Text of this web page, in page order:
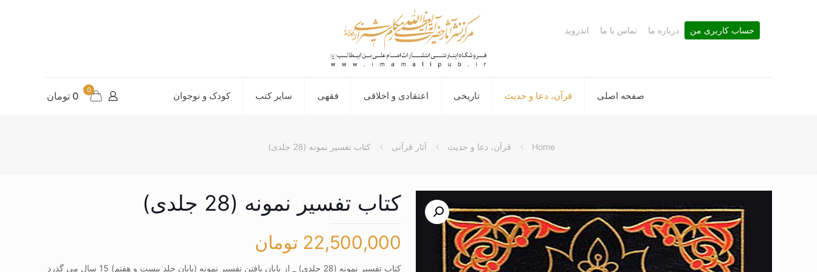
صفحه اصلی قرآن، دعا و حدیث تاریخی اعتقادی و اخلاقی فقهی سایر کتب کودک و نوجوان
حساب کاربری من درباره ما تماس با ما اندروید
0 0 تومان
Home قرآن، دعا و حدیث آثار قرآنی کتاب تفسیر نمونه (28 جلدی)
کتاب تفسیر نمونه (28 جلدی)
22,500,000 تومان
کتاب تفسیر نمونه (28 جلدی) _ از پایان یافتن تفسیر نمونه (پایان جلد بیست و هفتم) 15 سال می گذرد